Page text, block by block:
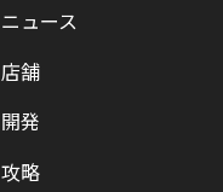
ニュース
店舗
開発
攻略